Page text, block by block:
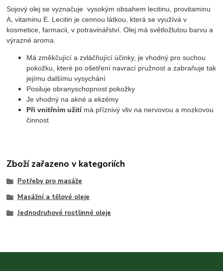
Sojový olej se vyznačuje vysokým obsahem lecitinu, provitaminu
A, vitaminu E. Lecitin je cennou látkou, která se využívá v
kosmetice, farmacii, v potravinářství. Olej má světložlutou barvu a
výrazné aroma.
Má změkčující a zvláčňující účinky, je vhodný pro suchou
pokožku, které po ošetření navrací pružnost a zabraňuje tak
jejímu dalšímu vysychání
Posiluje obranyschopnost pokožky
Je vhodný na akné a ekzémy
Při vnitřním užitímá příznivý vliv na nervovou a mozkovou
činnost
Zboží zařazeno v kategoriích
Potřeby pro masáže
Masážní a tělové oleje
Jednodruhové rostlinné oleje